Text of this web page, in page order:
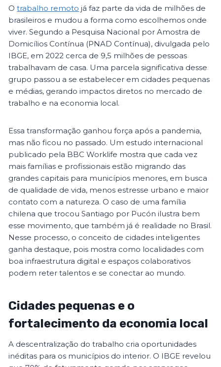
Otrabalho remoto já faz parte da vida de milhões de
brasileiros e mudou a forma como escolhemos onde
viver. Segundo a Pesquisa Nacional por Amostra de
Domicílios Contínua (PNAD Contínua), divulgada pelo
IBGE, em 2022 cerca de 9,5 milhões de pessoas
trabalhavam de casa. Uma parcela significativa desse
grupo passou a se estabelecer em cidades pequenas
e médias, gerando impactos diretos no mercado de
trabalho e na economia local.
Essa transformação ganhou força após a pandemia,
mas não ficou no passado. Um estudo internacional
publicado pela BBC Worklife mostra que cada vez
mais famílias e profissionais estão migrando das
grandes capitais para municípios menores, em busca
de qualidade de vida, menos estresse urbano e maior
contato com a natureza. O caso de uma família
chilena que trocou Santiago por Pucón ilustra bem
esse movimento, que também já é realidade no Brasil.
Nesse processo, o conceito de cidades inteligentes
ganha destaque, pois mostra como localidades com
boa infraestrutura digital e espaços colaborativos
podem reter talentos e se conectar ao mundo.
Cidades pequenas e o
fortalecimento da economia local
A descentralização do trabalho cria oportunidades
inéditas para os municípios do interior. O IBGE revelou